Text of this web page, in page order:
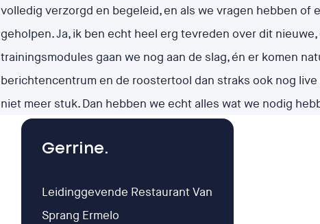
volledig verzorgd en begeleid, en als we vragen hebben of
geholpen. Ja, ik ben echt heel erg tevreden over dit
trainingsmodules gaan we nog aan de slag, én er komen
berichtencentrum en de roostertool dan straks ook nog
niet meer stuk. Dan hebben we echt alles wat we nodig
Gerrine.
Leidinggevende Restaurant Van
Sprang Ermelo